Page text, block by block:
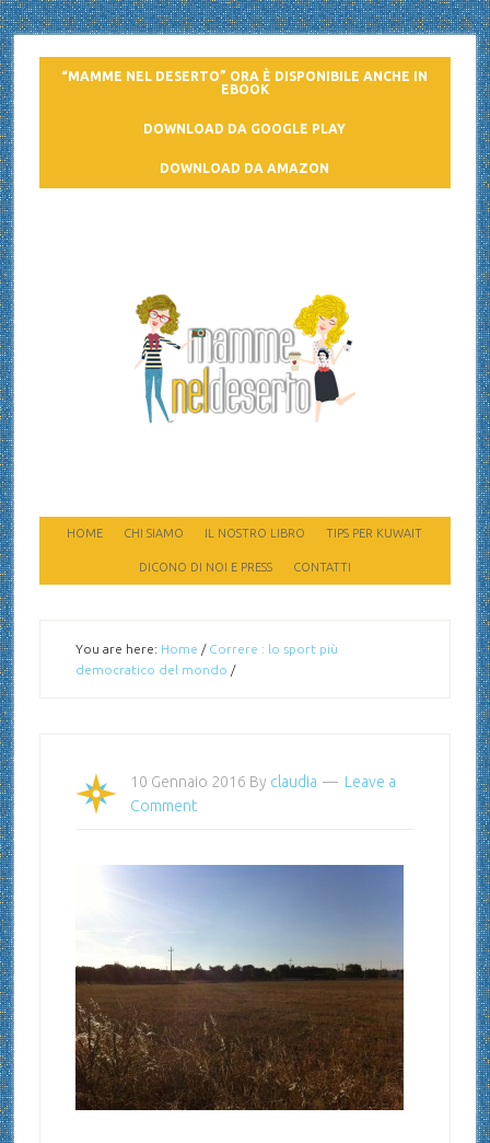
“MAMME NEL DESERTO” ORA È DISPONIBILE ANCHE IN
EBOOK
DOWNLOAD DA GOOGLE PLAY
DOWNLOAD DA AMAZON
HOME CHI SIAMO IL NOSTRO LIBRO TIPS PER KUWAIT
DICONO DI NOI E PRESS CONTATTI
You are here: Home / Correre : lo sport più
democratico del mondo /
10 Gennaio 2016 By claudia
Leave a
Comment